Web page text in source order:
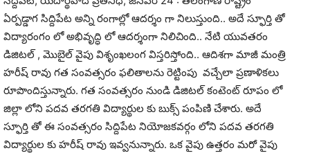
ఏర్పడ్డాగ సిద్దిపేట అన్ని రంగాల్లో ఆదర్శం గా నిలుస్తుంది.. అదే స్ఫూర్తి తో
విద్యారంగం లో అభివృద్ధి లో ఆదర్శంగా నిలిచింది.. నేటి యువతరం
డిజిటల్ , మొబైల్ వైపు విశృంఖలంగ విస్తరిస్తోంది.. ఆదిశగా మాజీ మంత్రి
హరీష్ రావు గత సంవత్సరం ఫలితాలను రెట్టింపు వచ్చేలా ప్రణాళికలు
రూపొందిస్తున్నారు. గత సంవత్సరం నుండి డిజిటల్ కంటెంట్ రూపం లో
జిల్లా లోని పదవ తరగతి విద్యార్థుల కు బుక్స్ పంపిణి చేశారు. అదే
స్ఫూర్తి తో ఈ సంవత్సరం సిద్దిపేట నియోజకవర్గం లోని పదవ తరగతి
విద్యార్థుల కు హరీష్ రావు ఇవ్వనున్నారు. ఒక వైపు ఉత్తరం మరో వైపు